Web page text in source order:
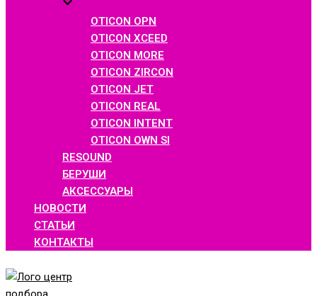
OTICON OPN
OTICON XCEED
OTICON MORE
OTICON ZIRCON
OTICON JET
OTICON REAL
OTICON INTENT
OTICON OWN SI
RESOUND
БЕРУШИ
АКСЕССУАРЫ
НОВОСТИ
СТАТЬИ
КОНТАКТЫ